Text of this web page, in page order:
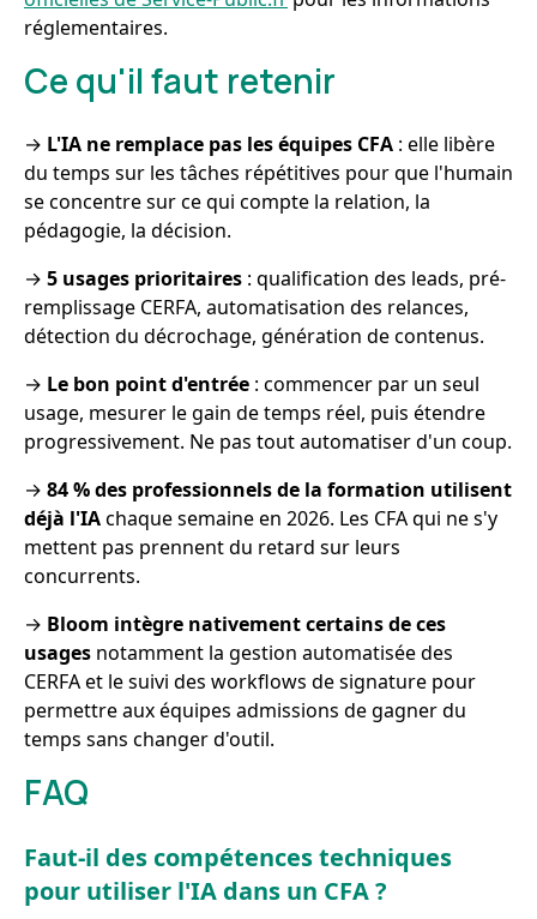
réglementaires.
Ce qu'il faut retenir
→ L'IA ne remplace pas les équipes CFA : elle libère
du temps sur les tâches répétitives pour que l'humain
se concentre sur ce qui compte la relation, la
pédagogie, la décision.
→ 5 usages prioritaires : qualification des leads, pré-
remplissage CERFA, automatisation des relances,
détection du décrochage, génération de contenus.
→ Le bon point d'entrée : commencer par un seul
usage, mesurer le gain de temps réel, puis étendre
progressivement. Ne pas tout automatiser d'un coup.
→ 84 % des professionnels de la formation utilisent
déjà l'IAchaque semaine en 2026. Les CFA qui ne s'y
mettent pas prennent du retard sur leurs
concurrents.
→ Bloom intègre nativement certains de ces
usages notamment la gestion automatisée des
CERFA et le suivi des workflows de signature pour
permettre aux équipes admissions de gagner du
temps sans changer d'outil.
FAQ
Faut-il des compétences techniques
pour utiliser l'IA dans un CFA ?